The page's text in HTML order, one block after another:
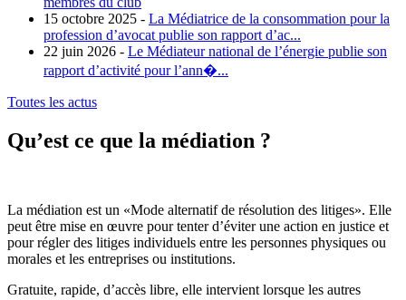
15 octobre 2025 - La Médiatrice de la consommation pour la
profession d’avocat publie son rapport d’ac...
22 juin 2026 - Le Médiateur national de l’énergie publie son
rapport d’activité pour l’ann�...
Toutes les actus
Qu’est ce que la médiation ?
La médiation est un «Mode alternatif de résolution des litiges». Elle
peut être mise en œuvre pour tenter d’éviter une action en justice et
pour régler des litiges individuels entre les personnes physiques ou
morales et les entreprises ou institutions.
Gratuite, rapide, d’accès libre, elle intervient lorsque les autres